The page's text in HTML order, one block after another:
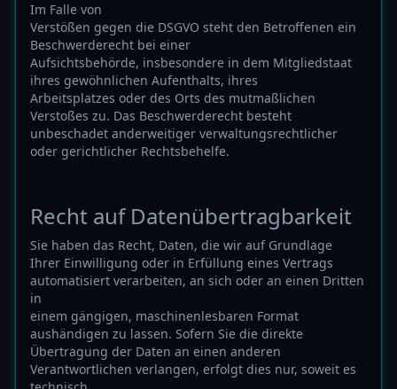
Im Falle von
Verstößen gegen die DSGVO steht den Betroffenen ein
Beschwerderecht bei einer
Aufsichtsbehörde, insbesondere in dem Mitgliedstaat
ihres gewöhnlichen Aufenthalts, ihres
Arbeitsplatzes oder des Orts des mutmaßlichen
Verstoßes zu. Das Beschwerderecht besteht
unbeschadet anderweitiger verwaltungsrechtlicher
oder gerichtlicher Rechtsbehelfe.
Recht auf Daten­übertrag­barkeit
Sie haben das Recht, Daten, die wir auf Grundlage
Ihrer Einwilligung oder in Erfüllung eines Vertrags
automatisiert verarbeiten, an sich oder an einen Dritten
in
einem gängigen, maschinenlesbaren Format
aushändigen zu lassen. Sofern Sie die direkte
Übertragung der Daten an einen anderen
Verantwortlichen verlangen, erfolgt dies nur, soweit es